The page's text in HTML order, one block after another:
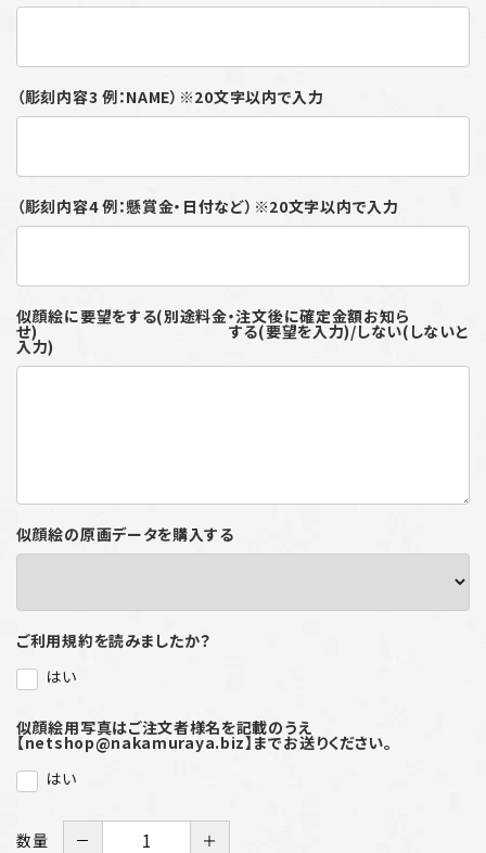
（彫刻内容3 例：NAME）※20文字以内で入力
（彫刻内容4 例：懸賞金・日付など）※20文字以内で入力
似顔絵に要望をする(別途料金・注文後に確定金額お知ら
せ) する(要望を入力)/しない(しないと
入力)
似顔絵の原画データを購入する
ご利用規約を読みましたか？
はい
似顔絵用写真はご注文者様名を記載のうえ
【netshop@nakamuraya.biz】までお送りください。
はい
数量 － ＋